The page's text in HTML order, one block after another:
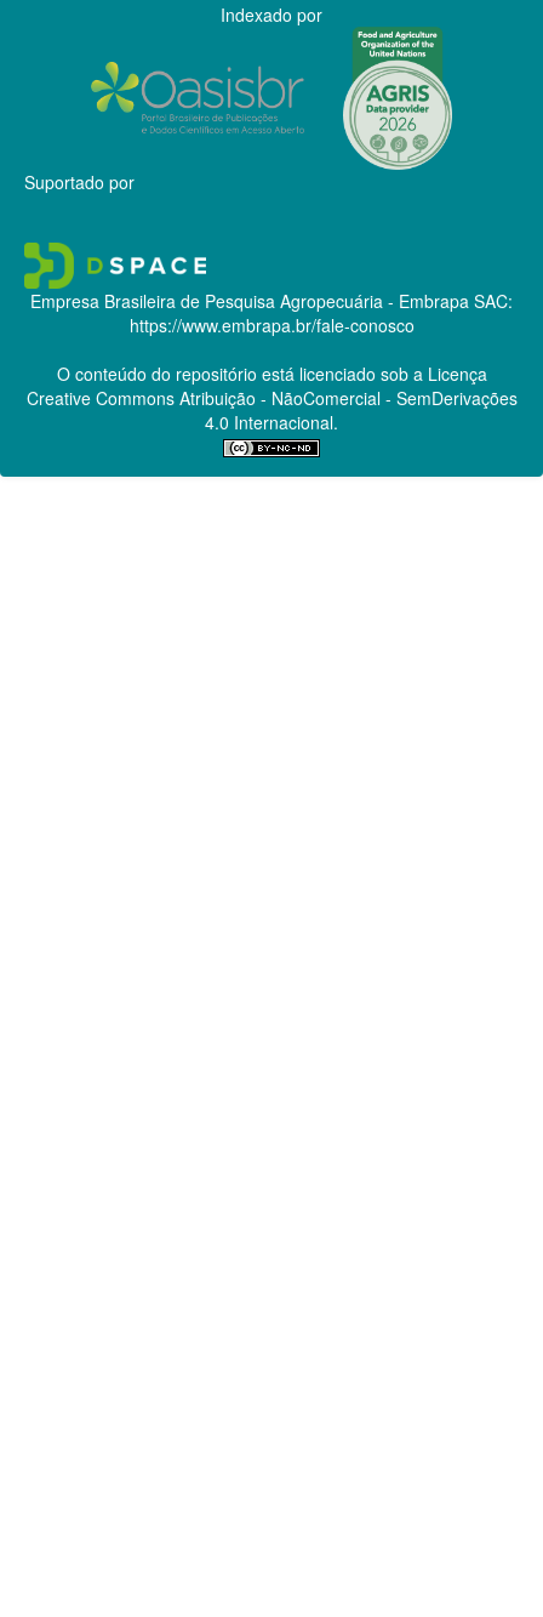
Indexado por
Suportado por
Empresa Brasileira de Pesquisa Agropecuária - Embrapa SAC:
https://www.embrapa.br/fale-conosco
O conteúdo do repositório está licenciado sob a Licença
Creative CommonsAtribuição - NãoComercial - SemDerivações
4.0 Internacional.